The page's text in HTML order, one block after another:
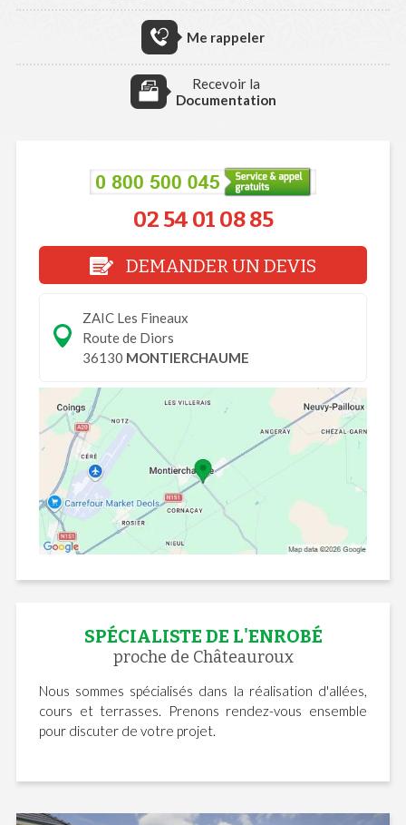
Me rappeler
Recevoir la
Documentation
02 54 01 08 85
DEMANDER UN DEVIS
ZAIC Les Fineaux
Route de Diors
36130 MONTIERCHAUME
SPÉCIALISTE DE L'ENROBÉ
proche de Châteauroux
Nous sommes spécialisés dans la réalisation d'allées,
cours et terrasses. Prenons rendez-vous ensemble
pour discuter de votre projet.